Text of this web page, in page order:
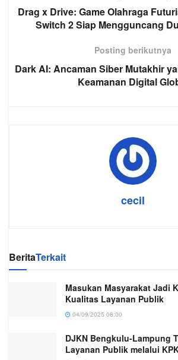
Drag x Drive: Game Olahraga
Switch 2 Siap Mengguncang
Posting berikutnya
Dark AI: Ancaman Siber Mutakhir
Keamanan Digital
cecil
BeritaTerkait
Masukan Masyarakat Jadi
Kualitas Layanan Publik
04/09/2025 08:00
DJKN Bengkulu-Lampung
Layanan Publik melalui